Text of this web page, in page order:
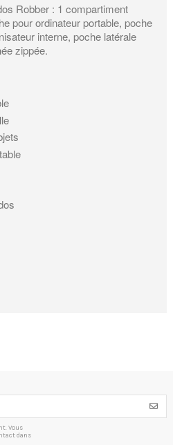
Robber : 1 compartiment
pour ordinateur portable, poche
interne, poche latérale
zippée.
Vous
dans